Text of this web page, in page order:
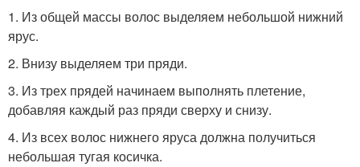
1. Из общей массы волос выделяем небольшой нижний
ярус.
2. Внизу выделяем три пряди.
3. Из трех прядей начинаем выполнять плетение,
добавляя каждый раз пряди сверху и снизу.
4. Из всех волос нижнего яруса должна получиться
небольшая тугая косичка.